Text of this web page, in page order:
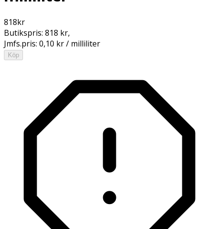
818kr
Butikspris: 818 kr,
Jmfs.pris: 0,10 kr / milliliter
Köp